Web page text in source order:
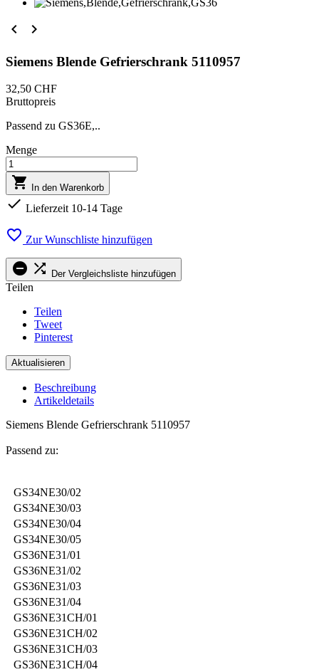
 
Siemens Blende Gefrierschrank 5110957
32,50 CHF
Bruttopreis
Passend zu GS36E,..
Menge
 In den Warenkorb
 Lieferzeit 10-14 Tage
 Zur Wunschliste hinzufügen
  Der Vergleichsliste hinzufügen
Teilen
Teilen
Tweet
Pinterest
Beschreibung
Artikeldetails
Siemens Blende Gefrierschrank 5110957
Passend zu:
GS34NE30/02
GS34NE30/03
GS34NE30/04
GS34NE30/05
GS36NE31/01
GS36NE31/02
GS36NE31/03
GS36NE31/04
GS36NE31CH/01
GS36NE31CH/02
GS36NE31CH/03
GS36NE31CH/04